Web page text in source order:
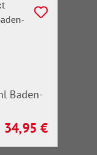
Baden-
Regulärer Preis:
34,95 €